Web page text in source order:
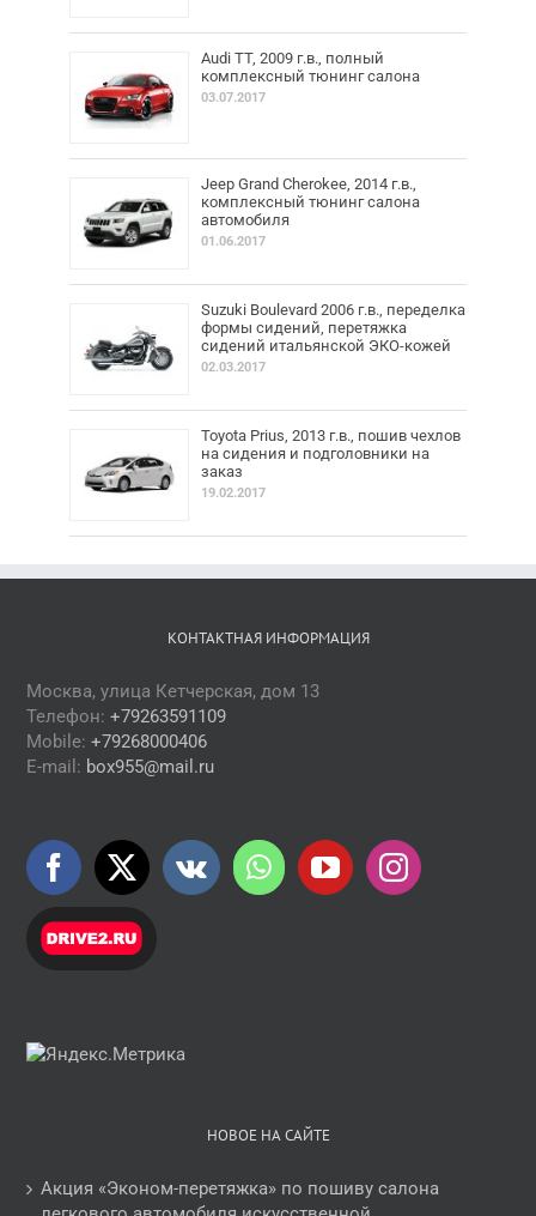
Audi TT, 2009 г.в., полный
комплексный тюнинг салона
03.07.2017
Jeep Grand Cherokee, 2014 г.в.,
комплексный тюнинг салона
автомобиля
01.06.2017
Suzuki Boulevard 2006 г.в., переделка
формы сидений, перетяжка
сидений итальянской ЭКО-кожей
02.03.2017
Toyota Prius, 2013 г.в., пошив чехлов
на сидения и подголовники на
заказ
19.02.2017
КОНТАКТНАЯ ИНФОРМАЦИЯ
Москва, улица Кетчерская, дом 13
Телефон:+79263591109
Mobile:+79268000406
E-mail: box955@mail.ru
НОВОЕ НА САЙТЕ
Акция «Эконом-перетяжка» по пошиву салона